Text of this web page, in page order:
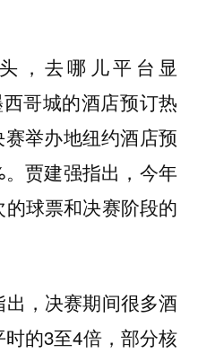
，去哪儿平台显
哥城的酒店预订热
举办地纽约酒店预
贾建强指出，今年
球票和决赛阶段的
，决赛期间很多酒
的3至4倍，部分核